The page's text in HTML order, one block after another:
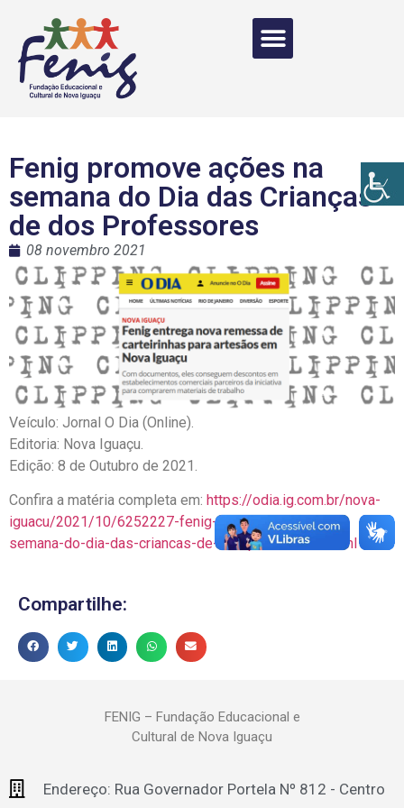
Fenig promove ações na
semana do Dia das Crianças
de dos Professores
08 novembro 2021
Veículo: Jornal O Dia (Online).
Editoria: Nova Iguaçu.
Edição: 8 de Outubro de 2021.
Confira a matéria completa em: https://odia.ig.com.br/nova-
iguacu/2021/10/6252227-fenig-promove-acoes-na-
semana-do-dia-das-criancas-de-dos-professores.html
Compartilhe:
FENIG – Fundação Educacional e
Cultural de Nova Iguaçu
Endereço: Rua Governador Portela Nº 812 - Centro